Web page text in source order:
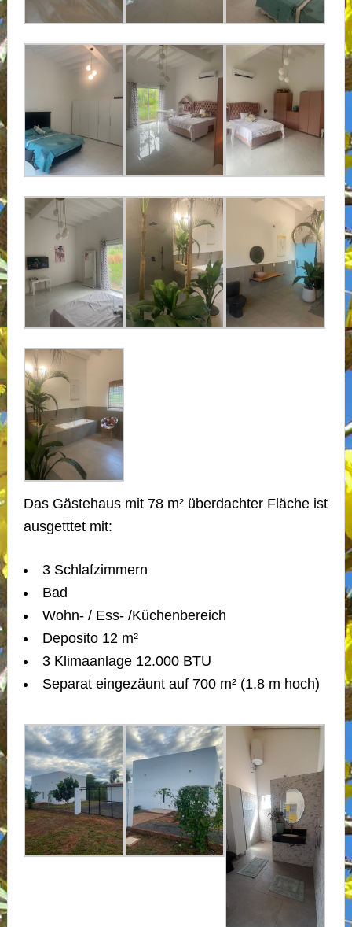
Das Gästehaus mit 78 m² überdachter Fläche ist
ausgetttet mit:
3 Schlafzimmern
Bad
Wohn- / Ess- /Küchenbereich
Deposito 12 m²
3 Klimaanlage 12.000 BTU
Separat eingezäunt auf 700 m² (1.8 m hoch)